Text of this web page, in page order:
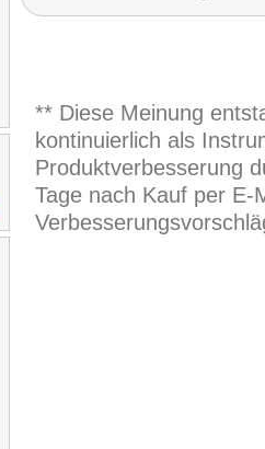
** Diese Meinung
kontinuierlich als
Produktverbesserung
Tage nach Kauf per E-